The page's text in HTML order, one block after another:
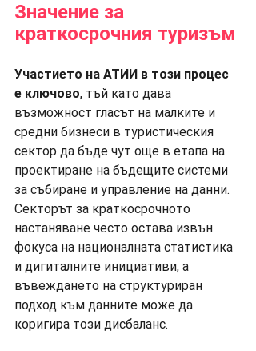
Значение за
краткосрочния туризъм
Участието на АТИИ в този процес
е ключово, тъй като дава
възможност гласът на малките и
средни бизнеси в туристическия
сектор да бъде чут още в етапа на
проектиране на бъдещите системи
за събиране и управление на данни.
Секторът за краткосрочното
настаняване често остава извън
фокуса на националната статистика
и дигиталните инициативи, а
въвеждането на структуриран
подход към данните може да
коригира този дисбаланс.